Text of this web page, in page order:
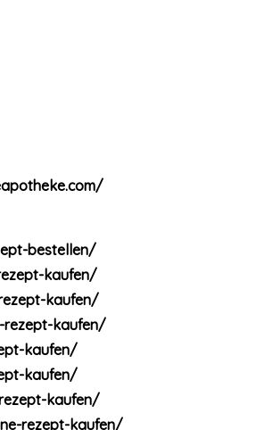
bestellen/
kaufen/
kaufen/
kaufen/
kaufen/
kaufen/
kaufen/
rezept-kaufen/